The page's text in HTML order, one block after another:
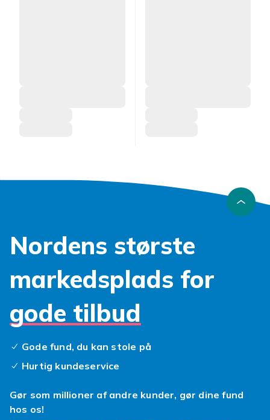
Nordens største
markedsplads for
gode tilbud
Gode fund, du kan stole på
Hurtig kundeservice
Gør som millioner af andre kunder, gør dine fund
hos os!